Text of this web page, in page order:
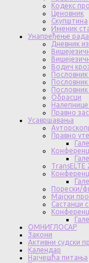
Кодекс
Ценовник
Скупштина
Именик
Унапређење рада
Дневник
Водич
Обрасци
Правно
Усавршавања
Правно
TransELTE
Порески/
Мајски
Састанци
ОМНИГЛОСАР
Закони
Активни судски
Календар
Најчешћа питања